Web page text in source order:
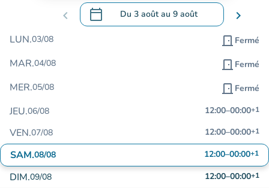
chevron_left calendar_today Du 3 aoûtau 9 août
.Ouvrir le calendrier pour changer de
chevron_right
LUN.03/08 door_front Fermé
MAR.04/08 door_front Fermé
MER.05/08 door_front Fermé
JEU.06/08 12:00–00:00+1
VEN.07/08 12:00–00:00+1
SAM.08/08 12:00–00:00+1
DIM.09/08 12:00–00:00+1